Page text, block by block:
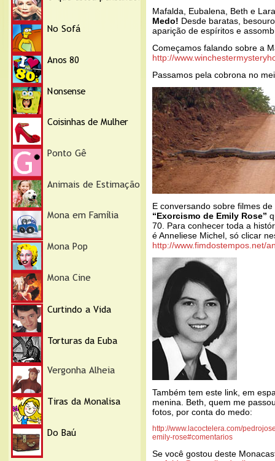
Mafalda, Eubalena, Beth e
Medo! Desde baratas,
aparição de espíritos e
Começamos falando sobre a
http://
Passamos pela cobrona no
E conversando sobre filmes
“Exorcismo de Emily Rose”
70. Para conhecer toda a
é Anneliese Michel, só clicar
http://www.fimdostempos.net/
Também tem este link, em
menina. Beth, quem me
fotos, por conta do medo:
http://www.lacoctelera.com/
emily-rose#comentarios
Se você gostou deste